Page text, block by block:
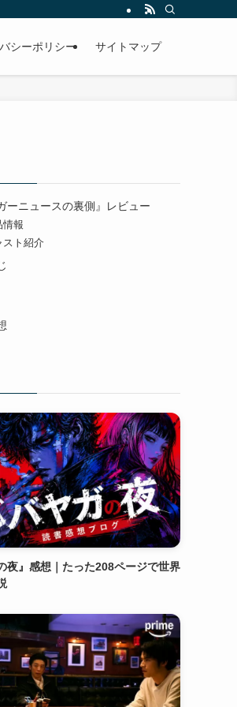
シーポリシー サイトマップ
ーニュースの裏側』レビュー
情報
スト紹介
夜』感想｜たった208ページで世界